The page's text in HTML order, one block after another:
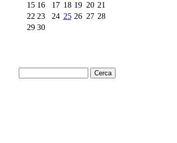
15 16 17 18 19 20 21
22 23 24 25 26 27 28
29 30